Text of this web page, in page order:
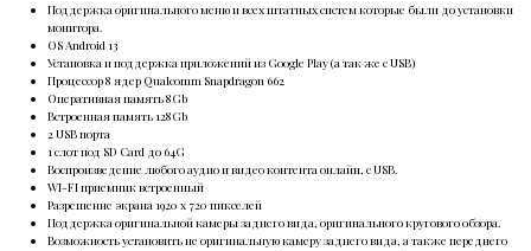
Поддержка оригинального меню и всех штатных систем которые были до установки
монитора.
OS Android 13
Установка и поддержка приложений из Google Play (а так же с USB)
Процессор 8 ядер Qualcomm Snapdragon 662
Оперативная память 8Gb
Встроенная память 128Gb
2 USB порта
1 слот под SD Card до 64G
Воспроизведение любого аудио и видео контента онлайн, с USB.
WI-FI приемник встроенный
Разрешение экрана 1920 х 720 пикселей
Поддержка оригинальной камеры заднего вида, оригинального кругового обзора.
Возможность установить не оригинальную камеру заднего вида, а также переднего